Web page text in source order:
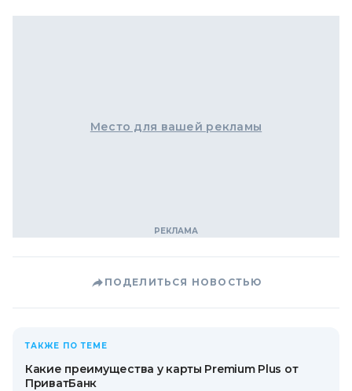
Место для вашей рекламы
ПОДЕЛИТЬСЯ НОВОСТЬЮ
ТАКЖЕ ПО ТЕМЕ
Какие преимущества у карты Premium Plus от
ПриватБанк